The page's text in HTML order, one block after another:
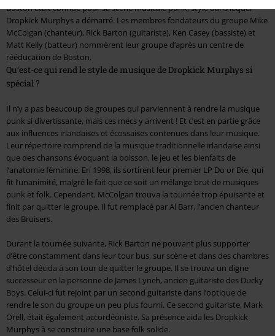
Boston était connue pour sa scène musicale punk, style dans lequel
Dropkick Murphys a démarré. Les membres fondateurs du groupe Mike
McColgan (chanteur), Rick Barton (guitariste), Ken Casey (bassiste) et
Matt Kelly (batteur) nommèrent leur groupe d’après un centre de
rééducation de Boston.
Qu’est-ce qui rend le style de musique de Dropkick Murphys si
spécial ?
Il n’y a pas beaucoup de groupes qui parviennent à rendre la musique
punk si divertissante, mais ces mecs y arrivent ! Et c’est en partie grâce
aux influences irlandaises et écossaises contenues dans leur musique.
Leur répertoire comprend de la musique traditionnelle irlandaise ainsi
que des chansons évoquant la boisson, le jeu et les bienfaits de
l’anatomie féminine. En 1998, ils sortirent leur premier LP Do or Die, qui
fit l’unanimité, malgré le fait que ce soit un mélange brut de musiques
punk et folk. Cependant, McColgan trouva la tournée trop épuisante et
finit par quitter le groupe. Il fut remplacé par Al Barr, l’ancien chanteur
des Bruisers.
Durant la tournée suivante, Rick Barton ne pouvant plus supporter
d’être constamment dans leur tour bus, sur scène et dans des chambres
d’hôtel décida à son tour de quitter le groupe. Il se trouva un digne
successeur en la personne de James Lynch, ancien guitariste des Ducky
Boys. Celui-ci fut rejoint par un second guitariste dans l’optique de
rendre le son du groupe un peu plus fourni. Ce second guitariste, Mark
Orell, était également accordéoniste. Sa présence aida les Dropkick
Murphys à se construire une base folk solide.